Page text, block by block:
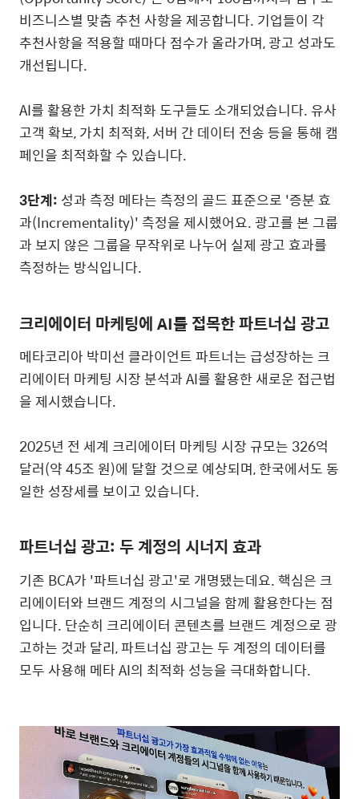
비즈니스별 맞춤 추천 사항을 제공합니다. 기업들이 각
추천사항을 적용할 때마다 점수가 올라가며,광고 성과도
개선됩니다.
AI를 활용한 가치 최적화 도구들도 소개되었습니다. 유사
고객 확보,가치 최적화,서버 간 데이터 전송 등을 통해 캠
페인을 최적화할 수 있습니다.
3단계: 성과 측정 메타는 측정의 골드 표준으로 '증분 효
과(Incrementality)' 측정을 제시했어요.광고를 본 그룹
과 보지 않은 그룹을 무작위로 나누어 실제 광고 효과를
측정하는 방식입니다.
크리에이터 마케팅에AI를 접목한 파트너십 광고
메타코리아 박미선 클라이언트 파트너는 급성장하는 크
리에이터 마케팅 시장 분석과 AI를 활용한 새로운 접근법
을 제시했습니다.
2025년 전 세계 크리에이터 마케팅 시장 규모는 326억
달러(약45조 원)에 달할 것으로 예상되며,한국에서도 동
일한 성장세를 보이고 있습니다.
파트너십 광고: 두 계정의 시너지 효과
기존 BCA가 '파트너십 광고'로 개명됐는데요.핵심은 크
리에이터와 브랜드 계정의 시그널을 함께 활용한다는 점
입니다. 단순히 크리에이터 콘텐츠를 브랜드 계정으로 광
고하는 것과 달리,파트너십 광고는 두 계정의 데이터를
모두 사용해 메타AI의 최적화 성능을 극대화합니다.